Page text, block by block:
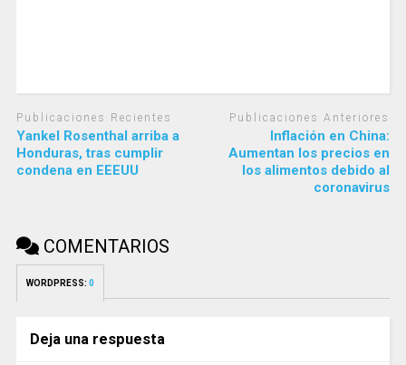
Publicaciones Recientes
Yankel Rosenthal arriba a
Honduras, tras cumplir
condena en EEEUU
Publicaciones Anteriores
Inflación en China:
Aumentan los precios en
los alimentos debido al
coronavirus
COMENTARIOS
WORDPRESS: 0
Deja una respuesta